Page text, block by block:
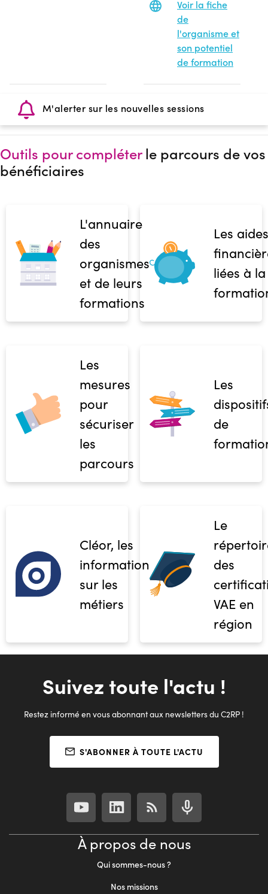
Voir la fiche
de
l'organisme et
son potentiel
de formation
M'alerter sur les nouvelles sessions
Outils pour compléterle parcours de vos
bénéficiaires
L'annuaire
des
organismes
et de leurs
formations
Les aides
liées à la
Les
mesures
pour
sécuriser
les
parcours
Les
de
Cléor, les
informations
sur les
métiers
Le
des
VAE en
région
Suivez toute l'actu !
Restez informé en vous abonnant aux newsletters du C2RP !
S'ABONNER À TOUTE L'ACTU
À propos de nous
Qui sommes-nous ?
Nos missions